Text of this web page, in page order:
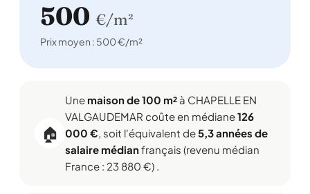
500 €/m²
Prix moyen : 500 €/m²
🏠
Une maison de 100 m² à CHAPELLE EN
VALGAUDEMAR coûte en médiane126
000 €, soit l'équivalent de5,3 années de
salaire médianfrançais (revenu médian
France : 23 880 €) .